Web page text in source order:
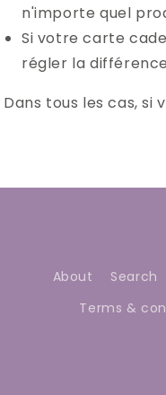
n'importe quel
Si votre carte
régler la
Dans tous les cas, si
About Search
Terms &